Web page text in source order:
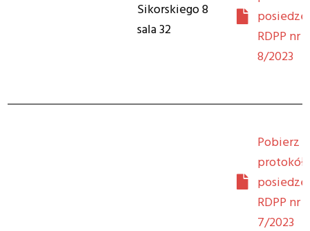
Sikorskiego 8
sala 32
RDPP nr
8/2023
Pobierz
protokół
RDPP nr
7/2023